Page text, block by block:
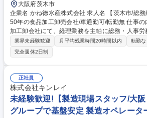
大阪府茨木市
企業名 かね徳水産株式会社 求人名 【茨木市/総務経理】経験者歓迎！創業
50年の食品加工卸売会社/車通勤可/転勤無 仕事の内容 ■創業50年超の水産
加工卸会社にて、経理業務を主軸に総務・人事
務を幅広くお任せします。ご経験や適性に応じて
務に挑戦可能です。 ■日次会計処理・伝票起票 ■月次決算・年次決算業務
のサポート ■給与計算や社会保険手続き等の人事
リング、その他資料整理などの総務・管理業務
いに業務をサポートし合いながらチームで仕事を進めま
【茨木市/総務経理】経験者歓迎！創業50年の食
転勤無
業界未経験歓迎 月平均残業時間20時間以内 転勤な
完全週休2日制
正社員
株式会社キンレイ
未経験歓迎!【製造現場スタッフ/大
グループで基盤安定 製造オペレータ